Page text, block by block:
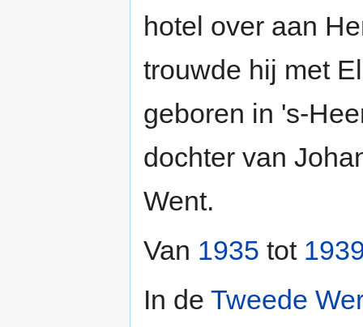
hotel over aan
trouwde hij met
geboren in 's-
dochter van
Went.
Van 1935 tot
In de Tweede